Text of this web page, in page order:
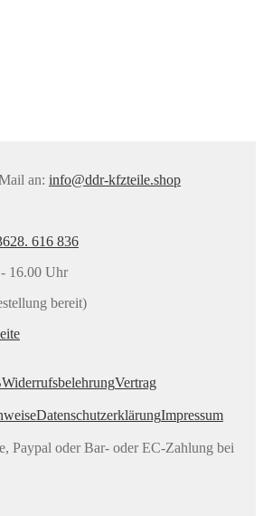
an: info@ddr-kfzteile.shop
616 836
16.00 Uhr
bereit)
WiderrufsbelehrungVertrag
DatenschutzerklärungImpressum
Paypal oder Bar- oder EC-Zahlung bei